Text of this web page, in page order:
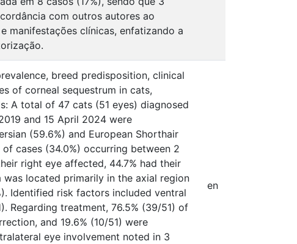
com outros autores ao
manifestações clínicas, enfatizando a
breed predisposition, clinical
of corneal sequestrum in cats,
A total of 47 cats (51 eyes) diagnosed
and 15 April 2024 were
(59.6%) and European Shorthair
cases (34.0%) occurring between 2
right eye affected, 44.7% had their
located primarily in the axial region
Identified risk factors included ventral
Regarding treatment, 76.5% (39/51) of
and 19.6% (10/51) were
eye involvement noted in 3
en